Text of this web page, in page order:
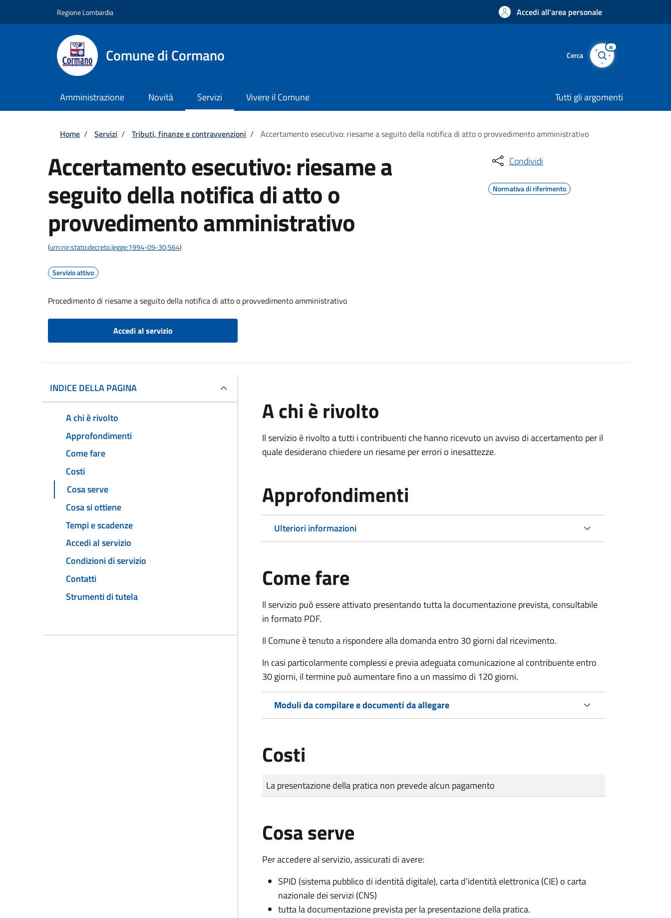
Regione Lombardia Accedi all'area personale
Comune di Cormano Cerca
AI
Amministrazione Novità Servizi Vivere il Comune Tutti gli argomenti
Briciole di pane
Home / Servizi / Tributi, finanze e contravvenzioni / Accertamento esecutivo: riesame a seguito della notifica di atto o provvedimento amministrativo
Accertamento esecutivo: riesame a
seguito della notifica di atto o
provvedimento amministrativo
(urn:nir:stato:decreto.legge:1994-09-30;564)
Servizio attivo
Procedimento di riesame a seguito della notifica di atto o provvedimento amministrativo
Accedi al servizio
Condividi
Normativa di riferimento
INDICE DELLA PAGINA
A chi è rivolto
Approfondimenti
Come fare
Costi
Cosa serve
Cosa si ottiene
Tempi e scadenze
Accedi al servizio
Condizioni di servizio
Contatti
Strumenti di tutela
A chi è rivolto
Il servizio è rivolto a tutti i contribuenti che hanno ricevuto un avviso di accertamento per il
quale desiderano chiedere un riesame per errori o inesattezze.
Approfondimenti
Ulteriori informazioni
Come fare
Il servizio può essere attivato presentando tutta la documentazione prevista, consultabile
in formato PDF.
Il Comune è tenuto a rispondere alla domanda entro 30 giorni dal ricevimento.
In casi particolarmente complessi e previa adeguata comunicazione al contribuente entro
30 giorni, il termine può aumentare fino a un massimo di 120 giorni.
Moduli da compilare e documenti da allegare
Costi
Tipo di pagamento
Importo
La presentazione della pratica non prevede alcun pagamento
Cosa serve
Per accedere al servizio, assicurati di avere:
SPID (sistema pubblico di identità digitale), carta d’identità elettronica (CIE) o carta
nazionale dei servizi (CNS)
tutta la documentazione prevista per la presentazione della pratica.